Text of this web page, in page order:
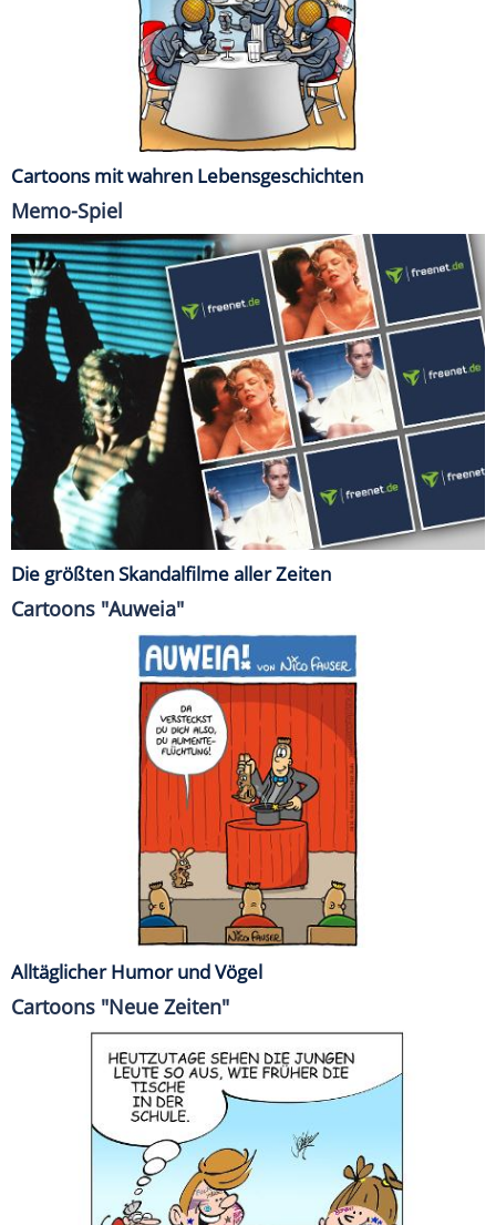
Cartoons mit wahren Lebensgeschichten
Memo-Spiel
Die größten Skandalfilme aller Zeiten
Cartoons "Auweia"
Alltäglicher Humor und Vögel
Cartoons "Neue Zeiten"